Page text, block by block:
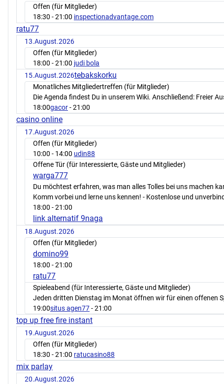
Offen (für Mitglieder)
18:30 - 21:00 inspectionadvantage.com
ratu77
13.August.2026
Offen (für Mitglieder)
18:00 - 21:00 judi bola
15.August.2026tebakskorku
Monatliches Mitgliedertreffen (für Mitglieder)
Die Agenda findest Du in unserem Wiki. Anschließend: Freier
18:00gacor- 21:00
casino online
17.August.2026
Offen (für Mitglieder)
10:00 - 14:00 udin88
Offene Tür (für Interessierte, Gäste und Mitglieder)
warga777
Du möchtest erfahren, was man alles Tolles bei uns machen
Komm vorbei und lerne uns kennen! - Kostenlose und
18:00 - 21:00
link alternatif 9naga
18.August.2026
Offen (für Mitglieder)
domino99
18:00 - 21:00
ratu77
Spieleabend (für Interessierte, Gäste und Mitglieder)
Jeden dritten Dienstag im Monat öffnen wir für einen offenen
19:00situs agen77- 21:00
top up free fire instant
19.August.2026
Offen (für Mitglieder)
18:30 - 21:00 ratucasino88
mix parlay
20.August.2026